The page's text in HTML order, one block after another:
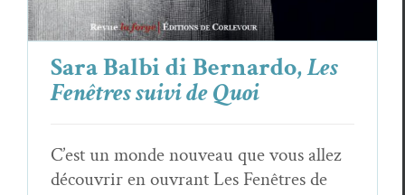
Sara Balbi di Bernardo,Les
Fenêtres suivi de Quoi
C’est un monde nouveau que vous allez
découvrir en ouvrant Les Fenêtres de